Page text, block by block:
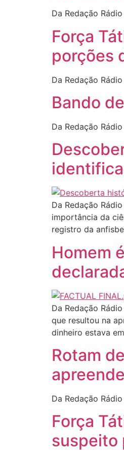
Da Redação
Força
porções
Da Redação
Bando
Da Redação
Da Redação
importância da
registro da
Homem
Da Redação
que resultou na
dinheiro estava
Rotam
Da Redação
Força
suspeito